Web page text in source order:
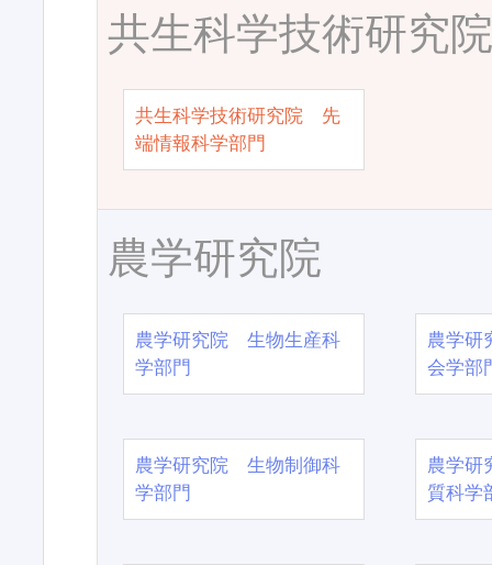
共生科学技術研究
共生科学技術研究院 先
端情報科学部門
農学研究院
農学研究院 生物生産科
学部門
農学
会学部
農学研究院 生物制御科
学部門
農学
質科学